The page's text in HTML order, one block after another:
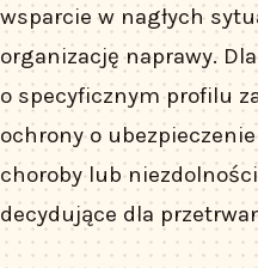
wsparcie w nagłych
organizację naprawy.
o specyficznym profilu
ochrony o
choroby lub
decydujące dla